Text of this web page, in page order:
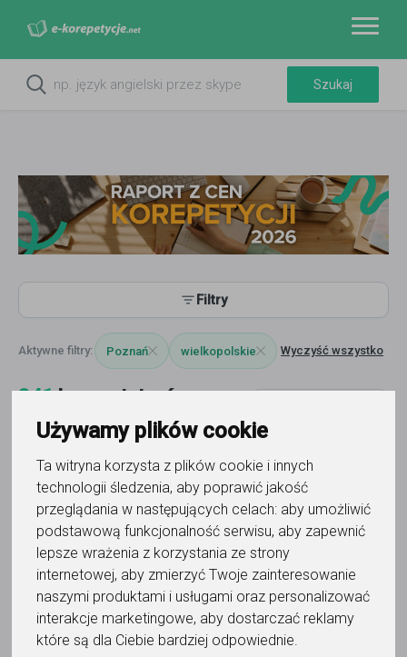
Używamy plików cookie
Ta witryna korzysta z plików cookie i innych
technologii śledzenia, aby poprawić jakość
przeglądania w następujących celach: aby umożliwić
podstawową funkcjonalność serwisu, aby zapewnić
lepsze wrażenia z korzystania ze strony
internetowej, aby zmierzyć Twoje zainteresowanie
naszymi produktami i usługami oraz personalizować
interakcje marketingowe, aby dostarczać reklamy
które są dla Ciebie bardziej odpowiednie.
Filtry
Poznań wielkopolskie Wyczyść wszystko
341korepetytorów
Biologia
biologia
Mateusz - Korepetycje na
Medycynę
Napisz maturę na 90% - Korepetycje na medycynę!